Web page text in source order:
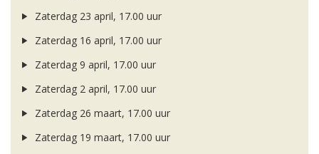
Zaterdag 23 april, 17.00 uur
Zaterdag 16 april, 17.00 uur
Zaterdag 9 april, 17.00 uur
Zaterdag 2 april, 17.00 uur
Zaterdag 26 maart, 17.00 uur
Zaterdag 19 maart, 17.00 uur